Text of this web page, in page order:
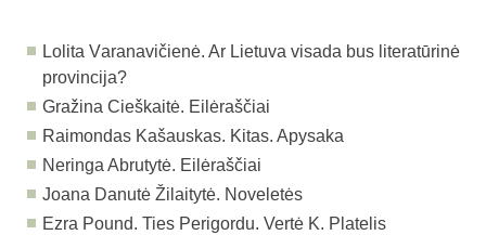
Lolita Varanavičienė. Ar Lietuva visada bus literatūrinė
provincija?
Gražina Cieškaitė. Eilėraščiai
Raimondas Kašauskas. Kitas. Apysaka
Neringa Abrutytė. Eilėraščiai
Joana Danutė Žilaitytė. Noveletės
Ezra Pound. Ties Perigordu. Vertė K. Platelis